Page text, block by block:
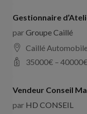
Gestionnaire
parGroupe Caillé
Caillé
35000€ – 40000
Vendeur Conseil
par HD CONSEIL